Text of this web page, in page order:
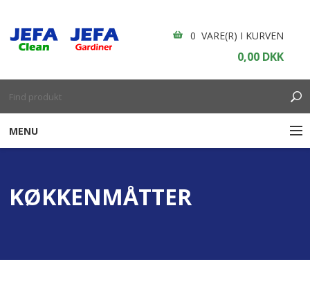
0 VARE(R) I KURVEN
0,00 DKK
MENU
ENGANGSARTIKLER
KØKKENMÅTTER